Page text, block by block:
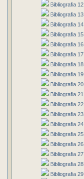
Bibliografia 12
Bibliografia 13
Bibliografia 14
Bibliografia 15
Bibliografia 16
Bibliografia 17
Bibliografia 18
Bibliografia 19
Bibliografia 20
Bibliografia 21
Bibliografia 22
Bibliografia 23
Bibliografia 24
Bibliografia 25
Bibliografia 26
Bibliografia 27
Bibliografia 28
Bibliografia 29